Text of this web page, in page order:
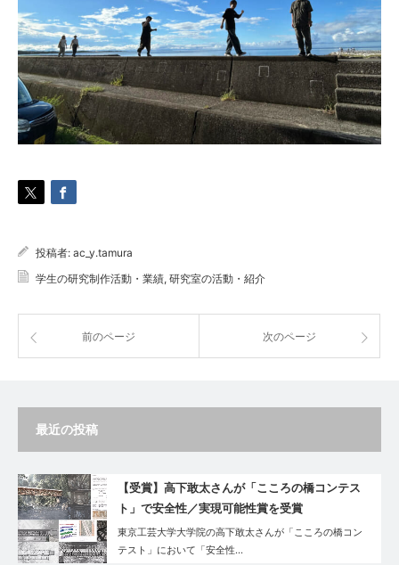
投稿者: ac_y.tamura
学生の研究制作活動・業績, 研究室の活動・紹介
前のページ 次のページ
最近の投稿
【受賞】高下敢太さんが「こころの橋コンテス
ト」で安全性／実現可能性賞を受賞
東京工芸大学大学院の高下敢太さんが「こころの橋コン
テスト」において「安全性…